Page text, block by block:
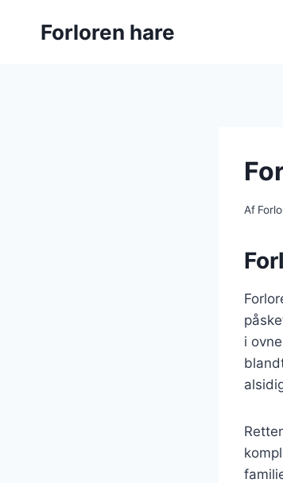
Forloren hare
Af
i